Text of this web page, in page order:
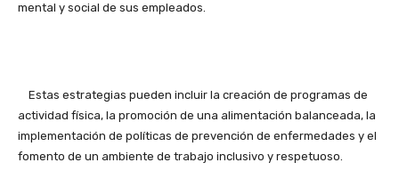
mental y social de sus empleados.
Estas estrategias pueden incluir la creación de programas de
actividad física, la promoción de una alimentación balanceada, la
implementación de políticas de prevención de enfermedades y el
fomento de un ambiente de trabajo inclusivo y respetuoso.